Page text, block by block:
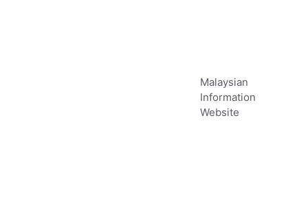
Malaysian
Information
Website